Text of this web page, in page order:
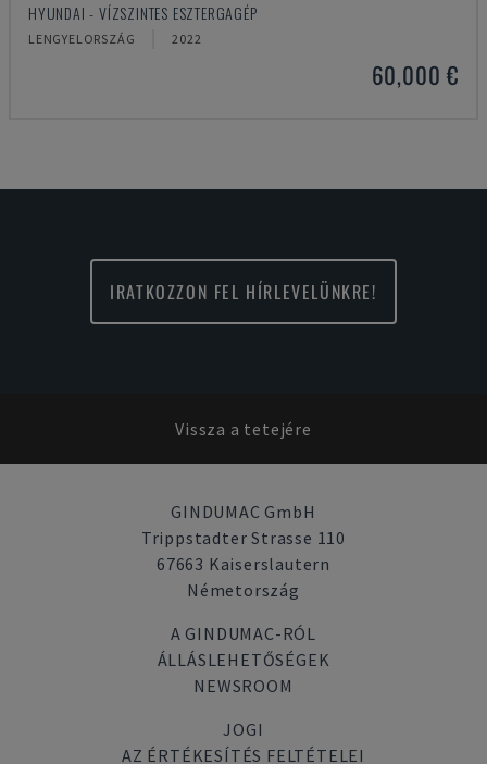
HYUNDAI - VÍZSZINTES ESZTERGAGÉP
LENGYELORSZÁG 2022
60,000 €
IRATKOZZON FEL HÍRLEVELÜNKRE!
Vissza a tetejére
GINDUMAC GmbH
Trippstadter Strasse 110
67663 Kaiserslautern
Németország
A GINDUMAC-RÓL
ÁLLÁSLEHETŐSÉGEK
NEWSROOM
JOGI
AZ ÉRTÉKESÍTÉS FELTÉTELEI